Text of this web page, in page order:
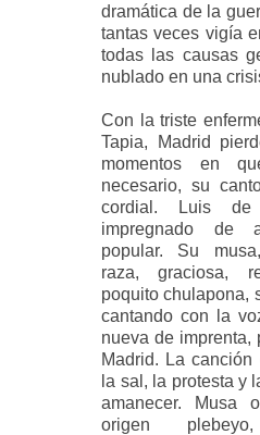
dramática de la
tantas veces vigía
todas las causas
nublado en una
Con la triste
Tapia, Madrid
momentos en
necesario, su
cordial. Luis de
impregnado de
popular. Su
raza, graciosa,
poquito chulapona,
cantando con la
nueva de imprenta,
Madrid. La
la sal, la protesta y
amanecer. Musa
origen